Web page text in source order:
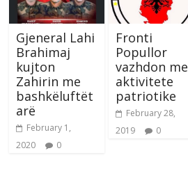
Gjeneral Lahi
Brahimaj
kujton
Zahirin me
bashkëluftët
arë
February 1,
2020
0
Fronti
Popullor
vazhdon me
aktivitete
patriotike
February 28,
2019
0